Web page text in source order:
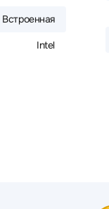
Встроенная
Intel